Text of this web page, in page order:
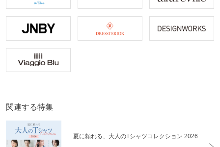
関連する特集
夏に頼れる、大人のTシャツコレクション 2026